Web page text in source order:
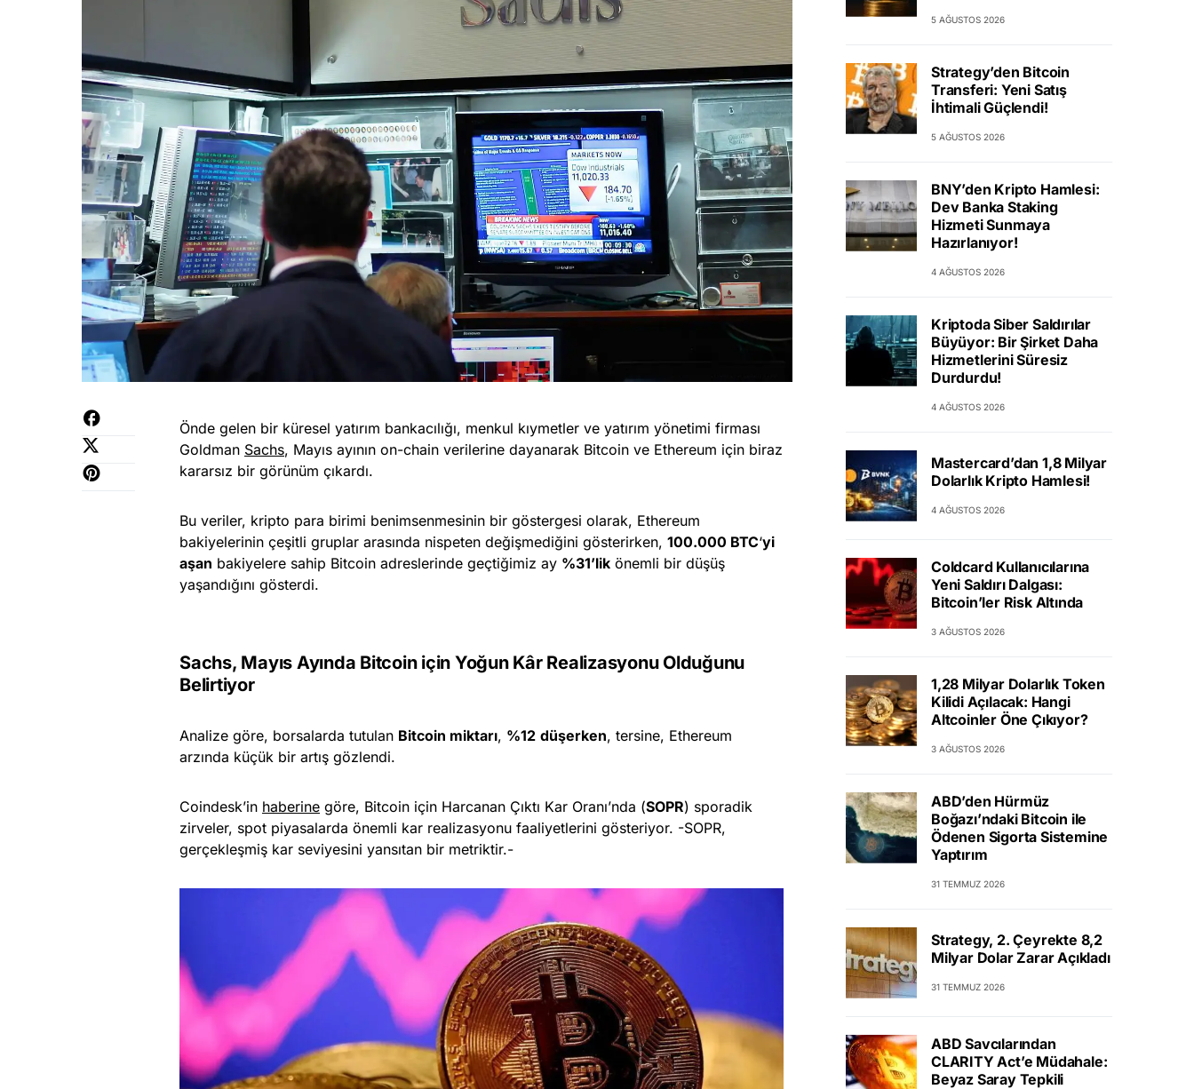
Önde gelen bir küresel yatırım bankacılığı, menkul kıymetler ve yatırım yönetimi firması
Goldman Sachs, Mayıs ayının on-chain verilerine dayanarak Bitcoin ve Ethereum için biraz
kararsız bir görünüm çıkardı.
Bu veriler, kripto para birimi benimsenmesinin bir göstergesi olarak, Ethereum
bakiyelerinin çeşitli gruplar arasında nispeten değişmediğini gösterirken, 100.000 BTC‘yi
aşan bakiyelere sahip Bitcoin adreslerinde geçtiğimiz ay %31’lik önemli bir düşüş
yaşandığını gösterdi.
Sachs, Mayıs Ayında Bitcoin için Yoğun Kâr Realizasyonu Olduğunu
Belirtiyor
Analize göre, borsalarda tutulan Bitcoin miktarı, %12 düşerken, tersine, Ethereum
arzında küçük bir artış gözlendi.
Coindesk’in haberine göre, Bitcoin için Harcanan Çıktı Kar Oranı’nda (SOPR) sporadik
zirveler, spot piyasalarda önemli kar realizasyonu faaliyetlerini gösteriyor. -SOPR,
gerçekleşmiş kar seviyesini yansıtan bir metriktir.-
5 AĞUSTOS 2026
Strategy’den Bitcoin
Transferi: Yeni Satış
İhtimali Güçlendi!
5 AĞUSTOS 2026
BNY’den Kripto Hamlesi:
Dev Banka Staking
Hizmeti Sunmaya
Hazırlanıyor!
4 AĞUSTOS 2026
Kriptoda Siber Saldırılar
Büyüyor: Bir Şirket Daha
Hizmetlerini Süresiz
Durdurdu!
4 AĞUSTOS 2026
Mastercard’dan 1,8 Milyar
Dolarlık Kripto Hamlesi!
4 AĞUSTOS 2026
Coldcard Kullanıcılarına
Yeni Saldırı Dalgası:
Bitcoin’ler Risk Altında
3 AĞUSTOS 2026
1,28 Milyar Dolarlık Token
Kilidi Açılacak: Hangi
Altcoinler Öne Çıkıyor?
3 AĞUSTOS 2026
ABD’den Hürmüz
Boğazı’ndaki Bitcoin ile
Ödenen Sigorta Sistemine
Yaptırım
31 TEMMUZ 2026
Strategy, 2. Çeyrekte 8,2
Milyar Dolar Zarar Açıkladı
31 TEMMUZ 2026
ABD Savcılarından
CLARITY Act’e Müdahale:
Beyaz Saray Tepkili